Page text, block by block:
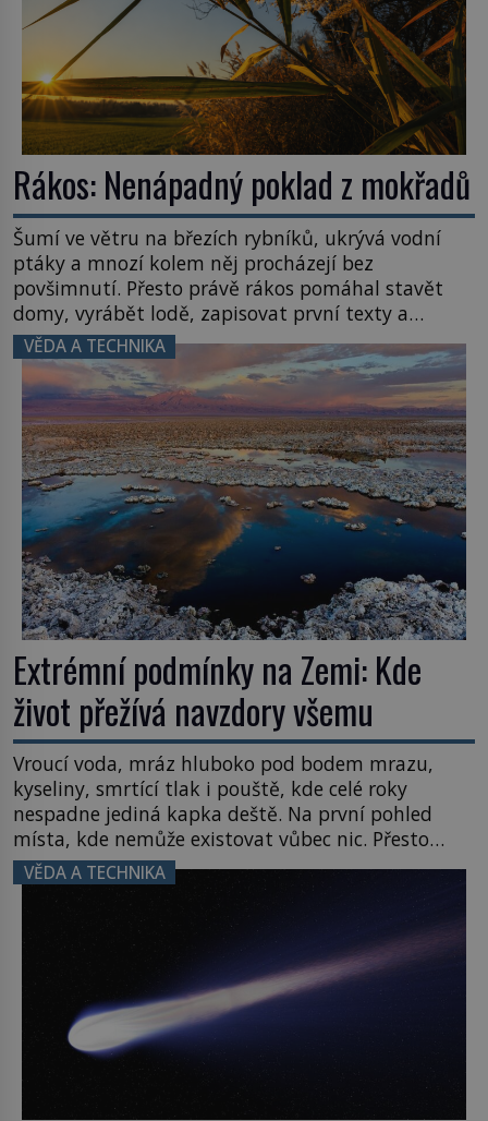
Rákos: Nenápadný poklad z mokřadů
Šumí ve větru na březích rybníků, ukrývá vodní
ptáky a mnozí kolem něj procházejí bez
povšimnutí. Přesto právě rákos pomáhal stavět
domy, vyrábět lodě, zapisovat první texty a
inspiroval řadu pověstí. Tato skromná, ale
užitečná rostlina provází člověka už tisíce let.
Většina lidí vnímá rákos jen jako obyčejnou kulisu
letního koupání. Stačí se však podívat […]
VĚDA A TECHNIKA
Extrémní podmínky na Zemi: Kde
život přežívá navzdory všemu
Vroucí voda, mráz hluboko pod bodem mrazu,
kyseliny, smrtící tlak i pouště, kde celé roky
nespadne jediná kapka deště. Na první pohled
místa, kde nemůže existovat vůbec nic. Přesto
právě tady vědci objevují organismy, které
posouvají hranice života. Každý nový nález mění
napovídá, kde bychom jednou […]
VĚDA A TECHNIKA